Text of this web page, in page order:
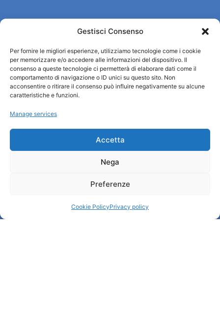
Gestisci Consenso
Per fornire le migliori esperienze, utilizziamo tecnologie come i cookie
per memorizzare e/o accedere alle informazioni del dispositivo. Il
consenso a queste tecnologie ci permetterà di elaborare dati come il
comportamento di navigazione o ID unici su questo sito. Non
acconsentire o ritirare il consenso può influire negativamente su alcune
caratteristiche e funzioni.
Manage services
Accetta
Nega
Preferenze
Cookie PolicyPrivacy policy
Who we are
Tourist Information Office / IAT
Privacy policy
Credits
Information